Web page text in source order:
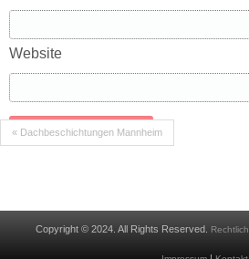
Website
« Dachbeschichtungen Mannheim
Copyright © 2024. All Rights Reserved.